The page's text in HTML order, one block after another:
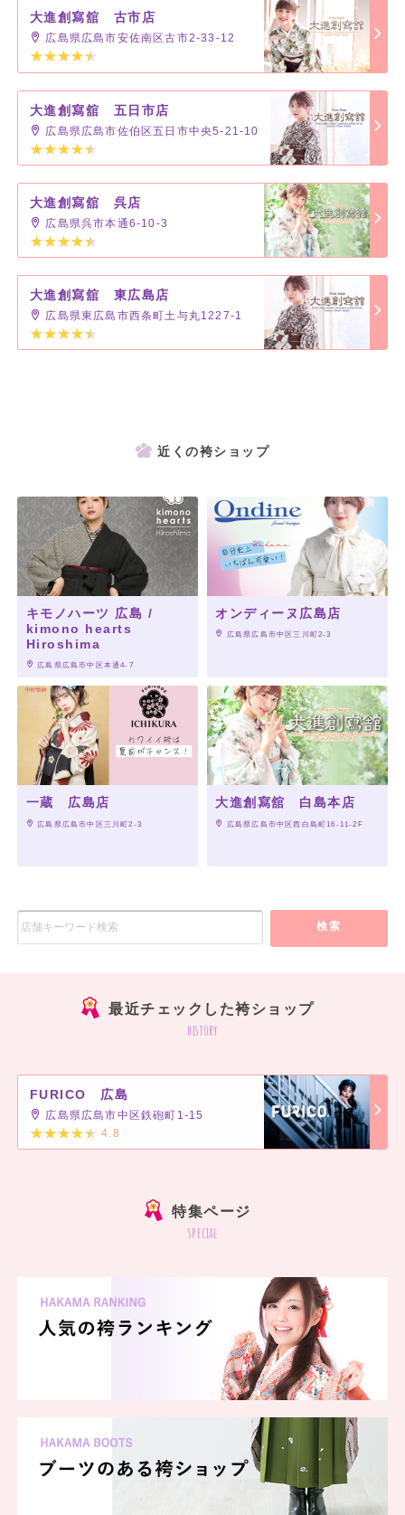
大進創寫舘 古市店
広島県広島市安佐南区古市2-33-12
大進創寫舘 五日市店
広島県広島市佐伯区五日市中央5-21-10
大進創寫舘 呉店
広島県呉市本通6-10-3
大進創寫舘 東広島店
広島県東広島市西条町土与丸1227-1
近くの袴ショップ
キモノハーツ 広島 /
kimono hearts
Hiroshima
広島県広島市中区本通4-7
オンディーヌ広島店
広島県広島市中区三川町2-3
一蔵 広島店
広島県広島市中区三川町2-3
大進創寫舘 白島本店
広島県広島市中区西白島町16-11-2F
検索
最近チェックした袴ショップ
history
FURICO 広島
広島県広島市中区鉄砲町1-15
4.8
特集ページ
special